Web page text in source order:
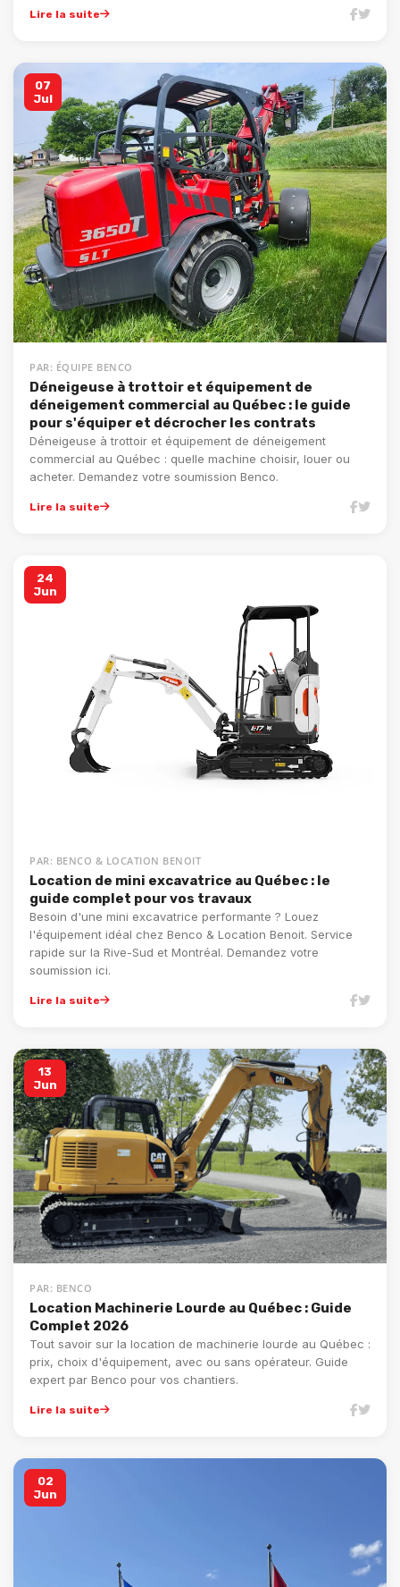
Lire la suite
07
Jul
PAR: ÉQUIPE BENCO
Déneigeuse à trottoir et équipement de
déneigement commercial au Québec : le guide
pour s'équiper et décrocher les contrats
Déneigeuse à trottoir et équipement de déneigement
commercial au Québec : quelle machine choisir, louer ou
acheter. Demandez votre soumission Benco.
Lire la suite
24
Jun
PAR: BENCO & LOCATION BENOIT
Location de mini excavatrice au Québec : le
guide complet pour vos travaux
Besoin d'une mini excavatrice performante ? Louez
l'équipement idéal chez Benco & Location Benoit. Service
rapide sur la Rive-Sud et Montréal. Demandez votre
soumission ici.
Lire la suite
13
Jun
PAR: BENCO
Location Machinerie Lourde au Québec : Guide
Complet 2026
Tout savoir sur la location de machinerie lourde au Québec :
prix, choix d'équipement, avec ou sans opérateur. Guide
expert par Benco pour vos chantiers.
Lire la suite
02
Jun